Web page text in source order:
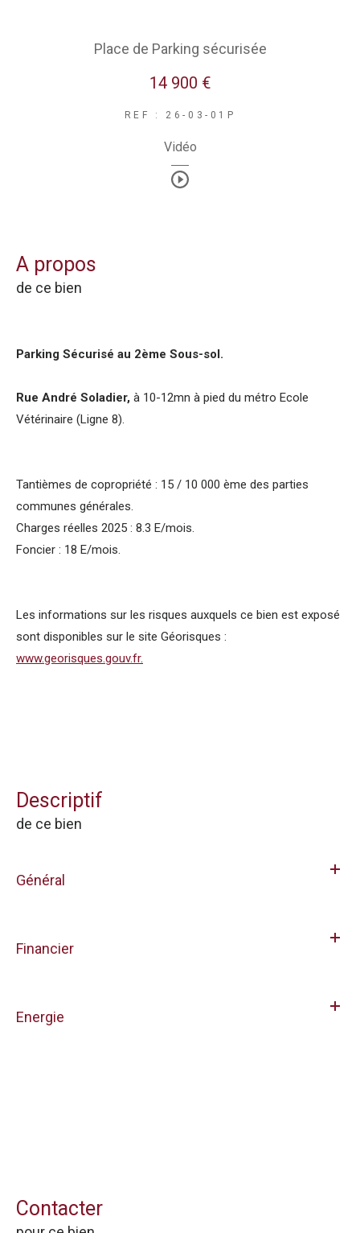
Place de Parking sécurisée
14 900 €
REF : 26-03-01P
Vidéo
a propos
de ce bien
Parking Sécurisé au 2ème Sous-sol.
Rue André Soladier, à 10-12mn à pied du métro Ecole
Vétérinaire (Ligne 8).
Tantièmes de copropriété : 15 / 10 000 ème des parties
communes générales.
Charges réelles 2025 : 8.3 E/mois.
Foncier : 18 E/mois.
Les informations sur les risques auxquels ce bien est exposé
sont disponibles sur le site Géorisques :
www.georisques.gouv.fr.
descriptif
de ce bien
Général
Financier
Energie
Contacter